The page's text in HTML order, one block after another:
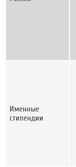
Именные
стипендии